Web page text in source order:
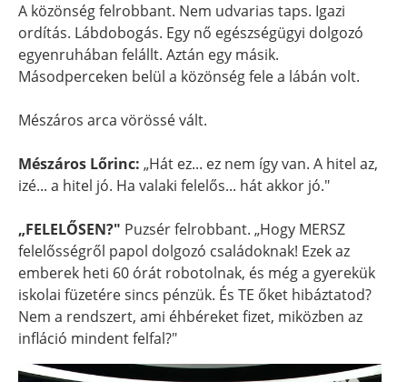
A közönség felrobbant. Nem udvarias taps. Igazi
ordítás. Lábdobogás. Egy nő egészségügyi dolgozó
egyenruhában felállt. Aztán egy másik.
Másodperceken belül a közönség fele a lábán volt.
Mészáros arca vörössé vált.
Mészáros Lőrinc: „Hát ez... ez nem így van. A hitel az,
izé... a hitel jó. Ha valaki felelős... hát akkor jó."
„FELELŐSEN?" Puzsér felrobbant. „Hogy MERSZ
felelősségről papol dolgozó családoknak! Ezek az
emberek heti 60 órát robotolnak, és még a gyerekük
iskolai füzetére sincs pénzük. És TE őket hibáztatod?
Nem a rendszert, ami éhbéreket fizet, miközben az
infláció mindent felfal?"